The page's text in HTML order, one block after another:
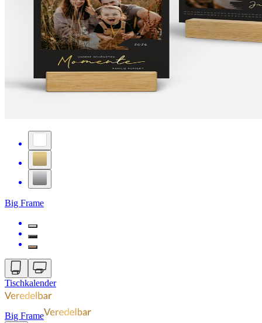
Big Frame
Tischkalender
Big Frame